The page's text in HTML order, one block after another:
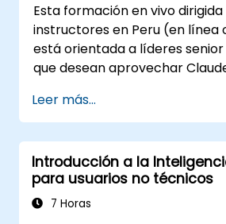
validación del contenido
Esta formación en vivo
instructores en Peru (en línea
está orientada a líderes
que desean aprovechar
mejorar la toma de decisiones,
planificación y construir una
competitiva mediante un
potenciado por IA.
Leer más...
Introducción a la
para usuarios no técnicos
7 Horas